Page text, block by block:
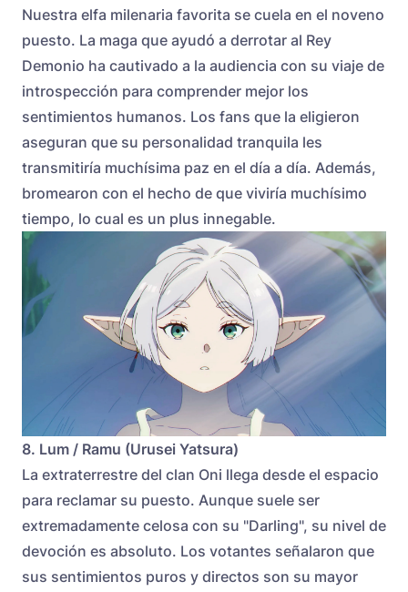
Nuestra elfa milenaria favorita se cuela en el noveno
puesto. La maga que ayudó a derrotar al Rey
Demonio ha cautivado a la audiencia con su viaje de
introspección para comprender mejor los
sentimientos humanos. Los fans que la eligieron
aseguran que su personalidad tranquila les
transmitiría muchísima paz en el día a día. Además,
bromearon con el hecho de que viviría muchísimo
tiempo, lo cual es un plus innegable.
8. Lum / Ramu (Urusei Yatsura)
La extraterrestre del clan Oni llega desde el espacio
para reclamar su puesto. Aunque suele ser
extremadamente celosa con su "Darling", su nivel de
devoción es absoluto. Los votantes señalaron que
sus sentimientos puros y directos son su mayor